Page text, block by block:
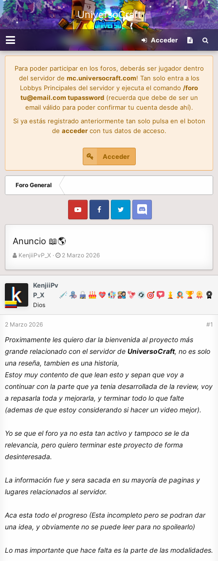
UniversoCraft
Acceder
Para poder participar en los foros, deberás ser jugador dentro
del servidor de mc.universocraft.com! Tan solo entra a los
Lobbys Principales del servidor y ejecuta el comando /foro
tu@email.com tupassword(recuerda que debe de ser un
email válido para poder confirmar tu cuenta desde ahí).
Si ya estás registrado anteriormente tan solo pulsa en el boton
de accedercon tus datos de acceso.
Acceder
Foro General
Anuncio 📖🌎
A
o
r
KenjiiPvP_X
F
a
i
c
o
2 Marzo 2026
KenjiiPv
P_X
Dios
2 Marzo 2026 #1
Proximamente les quiero dar la bienvenida al proyecto más
grande relacionado con el servidor de UniversoCraft, no es solo
una reseña, tambien es una historia,
Estoy muy contento de que lean esto y sepan que voy a
continuar con la parte que ya tenia desarrollada de la review, voy
a repasarla toda y mejorarla, y terminar todo lo que falte
(ademas de que estoy considerando si hacer un video mejor).
Yo se que el foro ya no esta tan activo y tampoco se le da
relevancia, pero quiero terminar este proyecto de forma
desinteresada.
La información fue y sera sacada en su mayoría de paginas y
lugares relacionados al servidor.
Aca esta todo el progreso (Esta incompleto pero se podran dar
una idea, y obviamente no se puede leer para no spoilearlo)
Lo mas importante que hace falta es la parte de las modalidades.